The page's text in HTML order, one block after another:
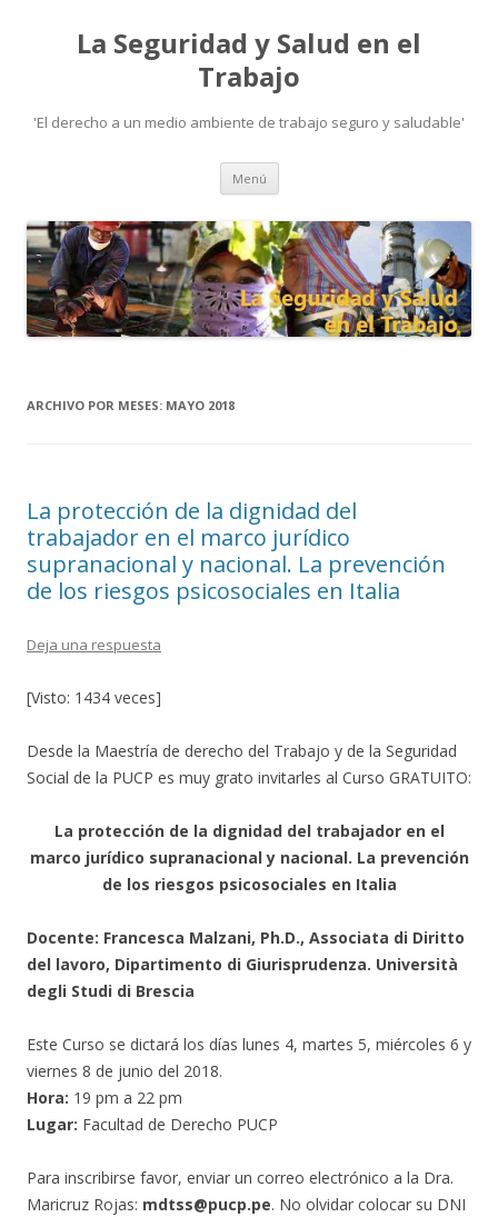
La Seguridad y Salud en el
Trabajo
'El derecho a un medio ambiente de trabajo seguro y saludable'
Menú Ir
contenido
ARCHIVO POR MESES: MAYO 2018
La protección de la dignidad del
trabajador en el marco jurídico
supranacional y nacional. La prevención
de los riesgos psicosociales en Italia
Deja una respuesta
[Visto: 1434 veces]
Desde la Maestría de derecho del Trabajo y de la Seguridad
Social de la PUCP es muy grato invitarles al Curso GRATUITO:
La protección de la dignidad del trabajador en el
marco jurídico supranacional y nacional. La prevención
de los riesgos psicosociales en Italia
Docente: Francesca Malzani, Ph.D., Associata di Diritto
del lavoro, Dipartimento di Giurisprudenza. Università
degli Studi di Brescia
Este Curso se dictará los días lunes 4, martes 5, miércoles 6 y
viernes 8 de junio del 2018.
Hora: 19 pm a 22 pm
Lugar: Facultad de Derecho PUCP
Para inscribirse favor, enviar un correo electrónico a la Dra.
Maricruz Rojas: mdtss@pucp.pe. No olvidar colocar su DNI